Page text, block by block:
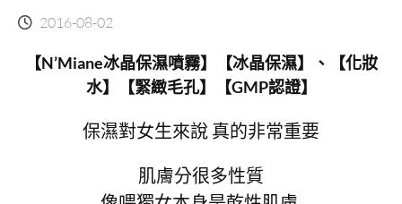
2016-08-02
【N’Miane冰晶保濕噴霧】【冰晶保濕】、【化妝
水】【緊緻毛孔】【GMP認證】
保濕對女生來說 真的非常重要
肌膚分很多性質